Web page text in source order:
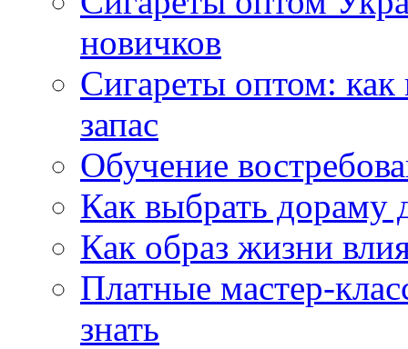
новичков
Сигареты оптом:
запас
Обучение
Как выбрать дораму
Как образ жизни
Платные мастер-
знать